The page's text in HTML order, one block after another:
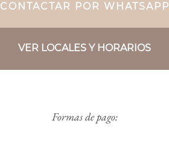
CONTACTAR POR WHATSAPP
VER LOCALES Y HORARIOS
Formas de pago: